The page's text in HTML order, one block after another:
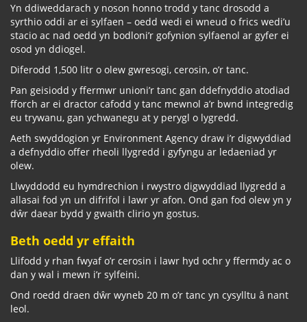
Yn ddiweddarach y noson honno trodd y tanc drosodd a
syrthio oddi ar ei sylfaen – oedd wedi ei wneud o frics wedi’u
stacio ac nad oedd yn bodloni’r gofynion sylfaenol ar gyfer ei
osod yn ddiogel.
Diferodd 1,500 litr o olew gwresogi, cerosin, o’r tanc.
Pan geisiodd y ffermwr unioni’r tanc gan ddefnyddio atodiad
fforch ar ei dractor cafodd y tanc mewnol a’r bwnd integredig
eu trywanu, gan ychwanegu at y perygl o lygredd.
Aeth swyddogion yr Environment Agency draw i’r digwyddiad
a defnyddio offer rheoli llygredd i gyfyngu ar ledaeniad yr
olew.
Llwyddodd eu hymdrechion i rwystro digwyddiad llygredd a
allasai fod yn un difrifol i lawr yr afon. Ond gan fod olew yn y
dŵr daear bydd y gwaith clirio yn gostus.
Beth oedd yr effaith
Llifodd y rhan fwyaf o’r cerosin i lawr hyd ochr y ffermdy ac o
dan y wal i mewn i’r sylfeini.
Ond roedd draen dŵr wyneb 20 m o’r tanc yn cysylltu â nant
leol.